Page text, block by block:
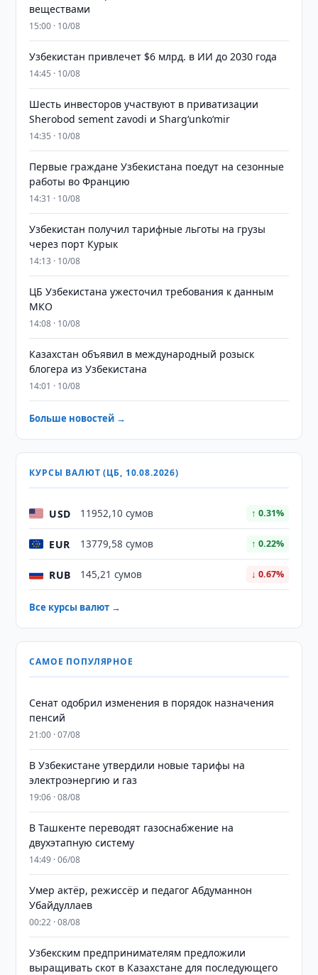
веществами
15:00 · 10/08
Узбекистан привлечет $6 млрд. в ИИ до 2030 года
14:45 · 10/08
Шесть инвесторов участвуют в приватизации
Sherobod sement zavodi и Shargʻunkoʻmir
14:35 · 10/08
Первые граждане Узбекистана поедут на сезонные
работы во Францию
14:31 · 10/08
Узбекистан получил тарифные льготы на грузы
через порт Курык
14:13 · 10/08
ЦБ Узбекистана ужесточил требования к данным
МКО
14:08 · 10/08
Казахстан объявил в международный розыск
блогера из Узбекистана
14:01 · 10/08
Больше новостей →
КУРСЫ ВАЛЮТ (ЦБ, 10.08.2026)
USD 11952,10 сумов ↑ 0.31%
EUR 13779,58 сумов ↑ 0.22%
RUB 145,21 сумов ↓ 0.67%
Все курсы валют →
САМОЕ ПОПУЛЯРНОЕ
Сенат одобрил изменения в порядок назначения
пенсий
21:00 · 07/08
В Узбекистане утвердили новые тарифы на
электроэнергию и газ
19:06 · 08/08
В Ташкенте переводят газоснабжение на
двухэтапную систему
14:49 · 06/08
Умер актёр, режиссёр и педагог Абдуманнон
Убайдуллаев
00:22 · 08/08
Узбекским предпринимателям предложили
выращивать скот в Казахстане для последующего